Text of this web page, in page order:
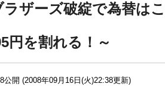
ラザーズ破綻で為替は
円を割れる！～
公開 (2008年09月16日(火)22:38更新)